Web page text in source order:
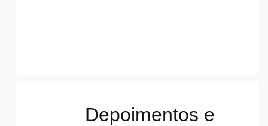
Depoimentos e